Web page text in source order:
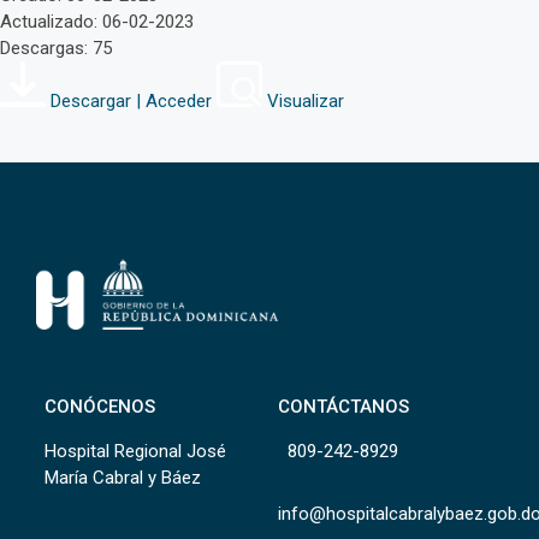
Actualizado: 06-02-2023
Descargas: 75
Descargar | Acceder Visualizar
CONÓCENOS
Hospital Regional José
María Cabral y Báez
CONTÁCTANOS
809-242-8929